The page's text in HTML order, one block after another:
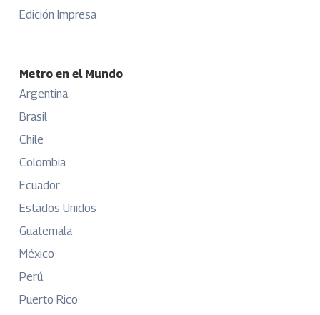
Edición Impresa
Metro en el Mundo
Argentina
Brasil
Chile
Colombia
Ecuador
Estados Unidos
Guatemala
México
Perú
Puerto Rico